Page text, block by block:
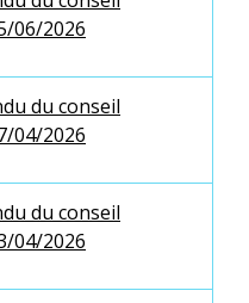
06/2026
du conseil
04/2026
du conseil
04/2026